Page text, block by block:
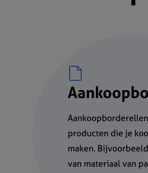
producten die je
maken.
van materiaal van